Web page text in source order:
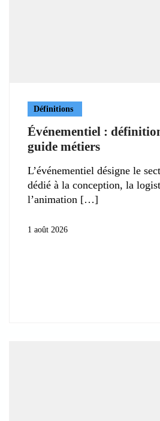
Définitions
Événementiel :
guide métiers
L’événementiel désigne le
dédié à la conception, la
l’animation
1 août 2026